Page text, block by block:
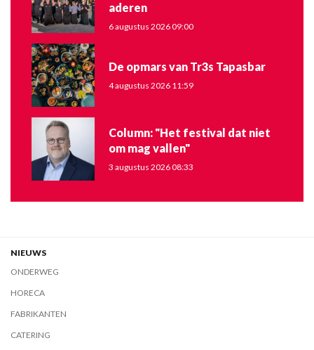
aderen
6 augustus 2026 09:00
De opmars van Tr3s Tapasbar
4 augustus 2026 11:59
Column: "Het festival dat niet
om mag vallen"
3 augustus 2026 08:33
NIEUWS
ONDERWEG
HORECA
FABRIKANTEN
CATERING